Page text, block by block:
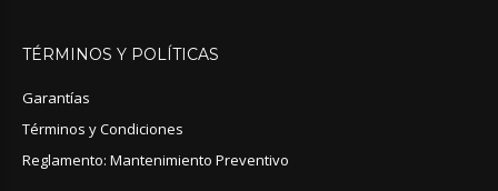
TÉRMINOS Y POLÍTICAS
Garantías
Términos y Condiciones
Reglamento: Mantenimiento Preventivo